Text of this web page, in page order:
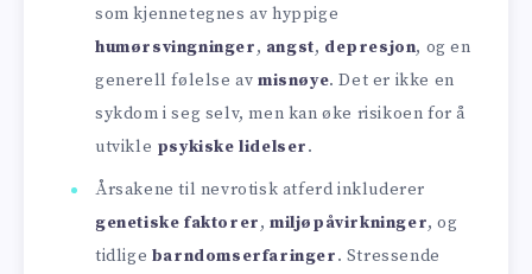
som kjennetegnes av hyppige
humørsvingninger, angst, depresjon, og en
generell følelse av misnøye. Det er ikke en
sykdom i seg selv, men kan øke risikoen for å
utvikle psykiske lidelser.
Årsakene til nevrotisk atferd inkluderer
genetiske faktorer,miljøpåvirkninger, og
tidlige barndomserfaringer. Stressende